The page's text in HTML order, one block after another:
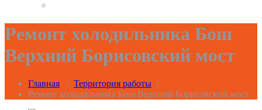
Ремонт холодильника Бош
Верхний Борисовский мост
Главная / Территория работы /
Ремонт холодильника Бош Верхний Борисовский мост